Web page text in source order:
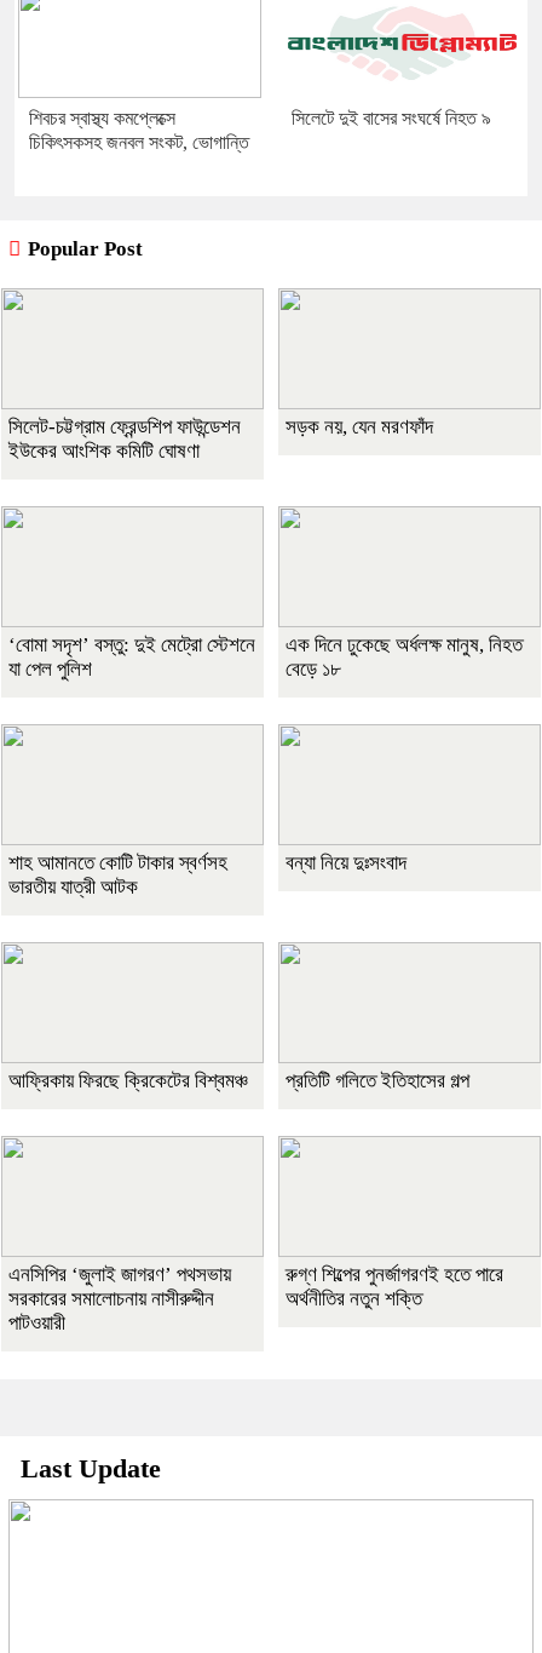
শিবচর স্বাস্থ্য কমপ্লেক্সে
চিকিৎসকসহ জনবল সংকট, ভোগান্তি
সিলেটে দুই বাসের সংঘর্ষে নিহত ৯
Popular Post
সিলেট-চট্টগ্রাম ফ্রেন্ডশিপ ফাউন্ডেশন
ইউকের আংশিক কমিটি ঘোষণা
সড়ক নয়, যেন মরণফাঁদ
‘বোমা সদৃশ’ বস্তু: দুই মেট্রো স্টেশনে
যা পেল পুলিশ
এক দিনে ঢুকেছে অর্ধলক্ষ মানুষ, নিহত
বেড়ে ১৮
শাহ আমানতে কোটি টাকার স্বর্ণসহ
ভারতীয় যাত্রী আটক
বন্যা নিয়ে দুঃসংবাদ
আফ্রিকায় ফিরছে ক্রিকেটের বিশ্বমঞ্চ প্রতিটি গলিতে ইতিহাসের গল্প
এনসিপির ‘জুলাই জাগরণ’ পথসভায়
সরকারের সমালোচনায় নাসীরুদ্দীন
পাটওয়ারী
রুগ্ণ শিল্পের পুনর্জাগরণই হতে পারে
অর্থনীতির নতুন শক্তি
Last Update